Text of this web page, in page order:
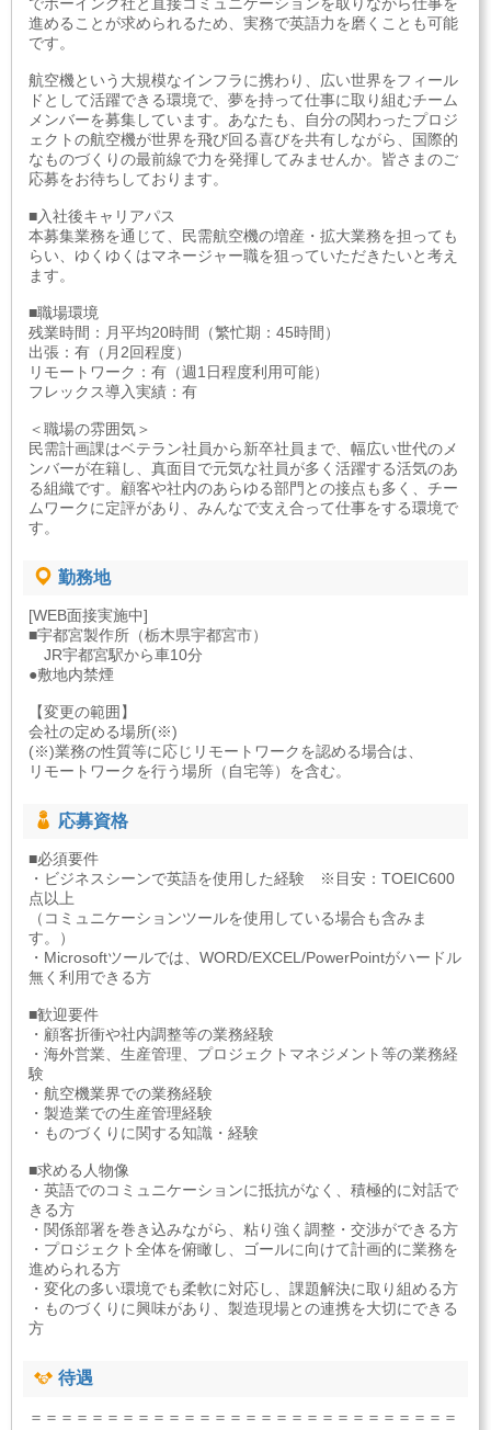
進めることが求められるため、実務で英語力を磨くことも可能
です。
航空機という大規模なインフラに携わり、広い世界をフィール
ドとして活躍できる環境で、夢を持って仕事に取り組むチーム
メンバーを募集しています。あなたも、自分の関わったプロジ
ェクトの航空機が世界を飛び回る喜びを共有しながら、国際的
なものづくりの最前線で力を発揮してみませんか。皆さまのご
応募をお待ちしております。
■入社後キャリアパス
本募集業務を通じて、民需航空機の増産・拡大業務を担っても
らい、ゆくゆくはマネージャー職を狙っていただきたいと考え
ます。
■職場環境
残業時間：月平均20時間（繁忙期：45時間）
出張：有（月2回程度）
リモートワーク：有（週1日程度利用可能）
フレックス導入実績：有
＜職場の雰囲気＞
民需計画課はベテラン社員から新卒社員まで、幅広い世代のメ
ンバーが在籍し、真面目で元気な社員が多く活躍する活気のあ
る組織です。顧客や社内のあらゆる部門との接点も多く、チー
ムワークに定評があり、みんなで支え合って仕事をする環境で
す。
勤務地
[WEB面接実施中]
■宇都宮製作所（栃木県宇都宮市）
JR宇都宮駅から車10分
●敷地内禁煙
【変更の範囲】
会社の定める場所(※)
(※)業務の性質等に応じリモートワークを認める場合は、
リモートワークを行う場所（自宅等）を含む。
応募資格
■必須要件
・ビジネスシーンで英語を使用した経験 ※目安：TOEIC600
点以上
（コミュニケーションツールを使用している場合も含みま
す。）
・Microsoftツールでは、WORD/EXCEL/PowerPointがハードル
無く利用できる方
■歓迎要件
・顧客折衝や社内調整等の業務経験
・海外営業、生産管理、プロジェクトマネジメント等の業務経
験
・航空機業界での業務経験
・製造業での生産管理経験
・ものづくりに関する知識・経験
■求める人物像
・英語でのコミュニケーションに抵抗がなく、積極的に対話で
きる方
・関係部署を巻き込みながら、粘り強く調整・交渉ができる方
・プロジェクト全体を俯瞰し、ゴールに向けて計画的に業務を
進められる方
・変化の多い環境でも柔軟に対応し、課題解決に取り組める方
・ものづくりに興味があり、製造現場との連携を大切にできる
方
待遇
＝＝＝＝＝＝＝＝＝＝＝＝＝＝＝＝＝＝＝＝＝＝＝＝＝＝＝＝